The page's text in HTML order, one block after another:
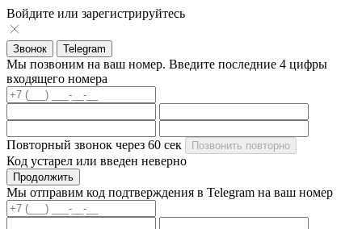
Войдите или зарегистрируйтесь
Звонок Telegram
Мы позвоним на ваш номер. Введите последние 4 цифры
входящего номера
Повторный звонок через 60 сек Позвонить повторно
Код устарел или введен неверно
Продолжить
Мы отправим код подтверждения в Telegram на ваш номер